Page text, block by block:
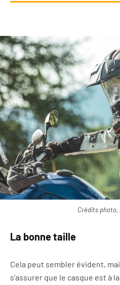
Crédits
La bonne taille
Cela peut sembler évident,
s’assurer que le casque est à